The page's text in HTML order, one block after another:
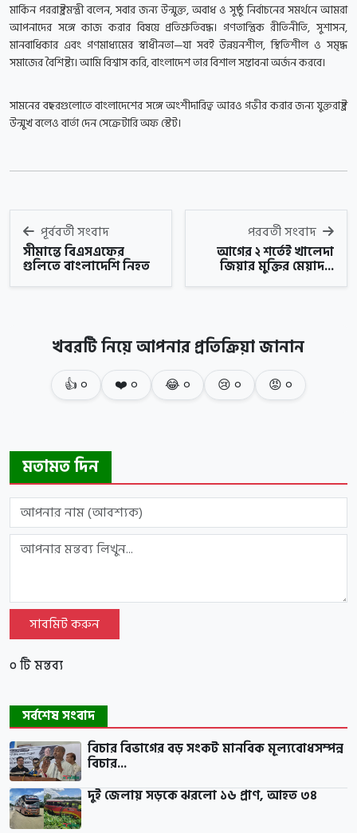
মার্কিন পররাষ্ট্রমন্ত্রী বলেন, সবার জন্য উন্মুক্ত, অবাধ ও সুষ্ঠু নির্বাচনের সমর্থনে আমরা
আপনাদের সঙ্গে কাজ করার বিষয়ে প্রতিশ্রুতিবদ্ধ। গণতান্ত্রিক রীতিনীতি, সুশাসন,
মানবাধিকার এবং গণমাধ্যমের স্বাধীনতা—যা সবই উন্নয়নশীল, স্থিতিশীল ও সমৃদ্ধ
সমাজের বৈশিষ্ট্য। আমি বিশ্বাস করি, বাংলাদেশ তার বিশাল সম্ভাবনা অর্জন করবে।
সামনের বছরগুলোতে বাংলাদেশের সঙ্গে অংশীদারিত্ব আরও গভীর করার জন্য যুক্তরাষ্ট্র
উন্মুখ বলেও বার্তা দেন সেক্রেটারি অফ স্টেট।
পূর্ববর্তী সংবাদ
সীমান্তে বিএসএফের
গুলিতে বাংলাদেশি নিহত
পরবর্তী সংবাদ
আগের ২ শর্তেই খালেদা
জিয়ার মুক্তির মেয়াদ...
খবরটি নিয়ে আপনার প্রতিক্রিয়া জানান
👍০ ❤️০ 😂০ 😢০ 😡০
মতামত দিন
সাবমিট করুন
০ টি মন্তব্য
সর্বশেষ সংবাদ
বিচার বিভাগের বড় সংকট মানবিক মূল্যবোধসম্পন্ন
বিচার...
দুই জেলায় সড়কে ঝরলো ১৬ প্রাণ, আহত ৩৪